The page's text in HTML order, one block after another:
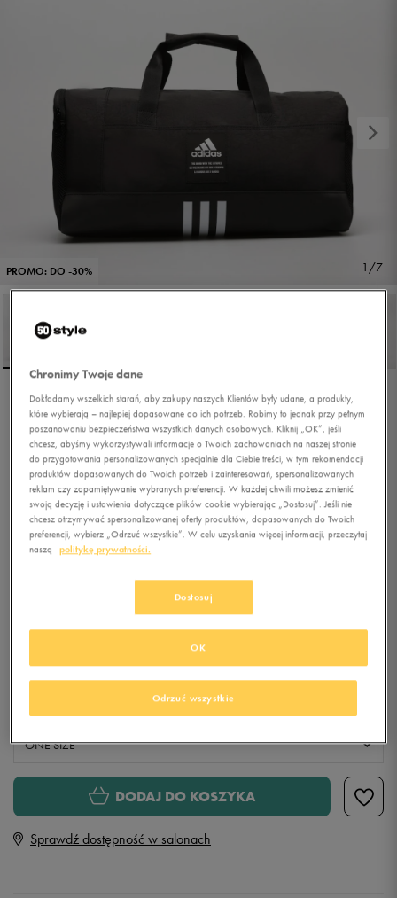
PROMO: DO -30% 1/7
ADIDAS TORBA 4ATHLTS
DUF S
5.0
129,99zł-10%(cena bezpośrednio przed promocją)
119,99zł-3% (najniższa cena z 30 dni przed obniżką)
116,99zł z Vat
+ 650 PKT WKLUBIE 50 STYLE
ONE SIZE
ONE SIZE DODAJ DO KOSZYKA
Sprawdź dostępność w salonach
Chronimy Twoje dane
Dokładamy wszelkich starań, aby zakupy naszych Klientów były udane, a produkty,
które wybierają – najlepiej dopasowane do ich potrzeb. Robimy to jednak przy pełnym
poszanowaniu bezpieczeństwa wszystkich danych osobowych. Kliknij „OK”, jeśli
chcesz, abyśmy wykorzystywali informacje o Twoich zachowaniach na naszej stronie
do przygotowania personalizowanych specjalnie dla Ciebie treści, w tym rekomendacji
produktów dopasowanych do Twoich potrzeb i zainteresowań, spersonalizowanych
reklam czy zapamiętywanie wybranych preferencji. W każdej chwili możesz zmienić
swoją decyzję i ustawienia dotyczące plików cookie wybierając „Dostosuj”. Jeśli nie
chcesz otrzymywać spersonalizowanej oferty produktów, dopasowanych do Twoich
preferencji, wybierz „Odrzuć wszystkie”. W celu uzyskania więcej informacji, przeczytaj
naszą
politykę prywatności.
Dostosuj
Odrzuć wszystkie
OK